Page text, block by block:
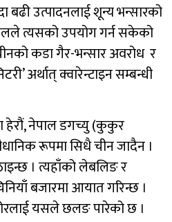
बढी उत्पादनलाई शून्य भन्सारको
त्यसको उपयोग गर्न सकेको
कडा गैर-भन्सार अवरोध र
अर्थात् क्वारेन्टाइन सम्बन्धी
हेरौं, नेपाल डगच्यु (कुकुर
रूपमा सिधै चीन जादैन ।
। त्यहाँको लेबलिङ र
बजारमा आयात गरिन्छ ।
यसले छलङ पारेको छ ।